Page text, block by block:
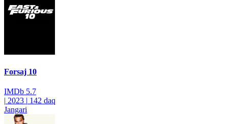
Forsaj 10
IMDb 5.7
| 2023 | 142 daq
Jangari